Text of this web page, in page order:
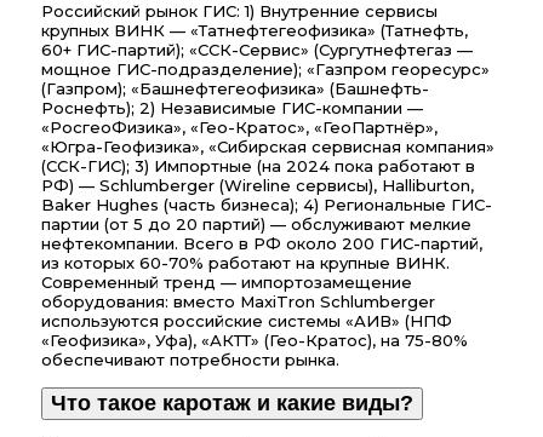
Российский рынок ГИС: 1) Внутренние сервисы
крупных ВИНК — «Татнефтегеофизика» (Татнефть,
60+ ГИС-партий); «ССК-Сервис» (Сургутнефтегаз —
мощное ГИС-подразделение); «Газпром георесурс»
(Газпром); «Башнефтегеофизика» (Башнефть-
Роснефть); 2) Независимые ГИС-компании —
«РосгеоФизика», «Гео-Кратос», «ГеоПартнёр»,
«Югра-Геофизика», «Сибирская сервисная компания»
(ССК-ГИС); 3) Импортные (на 2024 пока работают в
РФ) — Schlumberger (Wireline сервисы), Halliburton,
Baker Hughes (часть бизнеса); 4) Региональные ГИС-
партии (от 5 до 20 партий) — обслуживают мелкие
нефтекомпании. Всего в РФ около 200 ГИС-партий,
из которых 60-70% работают на крупные ВИНК.
Современный тренд — импортозамещение
оборудования: вместо MaxiTron Schlumberger
используются российские системы «АИВ» (НПФ
«Геофизика», Уфа), «АКТТ» (Гео-Кратос), на 75-80%
обеспечивают потребности рынка.
Что такое каротаж и какие виды?